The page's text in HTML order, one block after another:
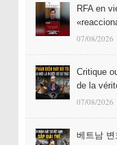
RFA en
07/08/2026
Critique
de la
07/08/2026
베트남